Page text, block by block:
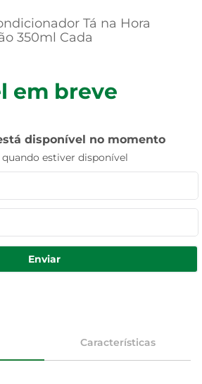
Tá na Hora
350ml Cada
em breve
disponível no momento
estiver disponível
Enviar
Características